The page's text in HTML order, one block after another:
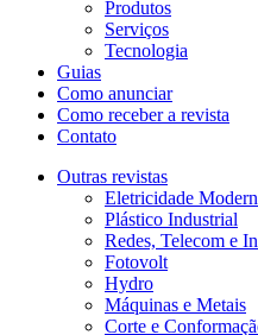
Produtos
Serviços
Tecnologia
Guias
Como anunciar
Como receber a revista
Contato
Outras revistas
Eletricidade
Plástico Industrial
Redes, Telecom e
Fotovolt
Hydro
Máquinas e Metais
Corte e